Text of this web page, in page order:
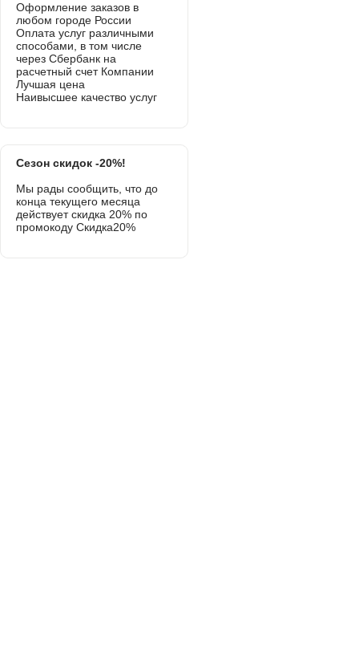
Оформление заказов в
любом городе России
Оплата услуг различными
способами, в том числе
через Сбербанк на
расчетный счет Компании
Лучшая цена
Наивысшее качество услуг
Сезон скидок -20%!
Мы рады сообщить, что до
конца текущего месяца
действует скидка 20% по
промокоду Скидка20%